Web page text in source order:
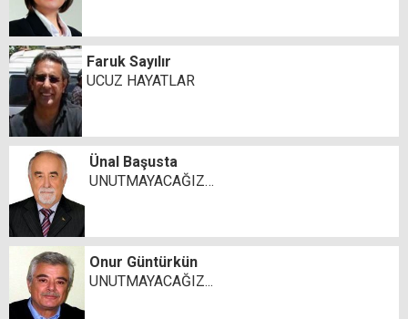
Faruk Sayılır
UCUZ HAYATLAR
Ünal Başusta
UNUTMAYACAĞIZ…
Onur Güntürkün
UNUTMAYACAĞIZ...